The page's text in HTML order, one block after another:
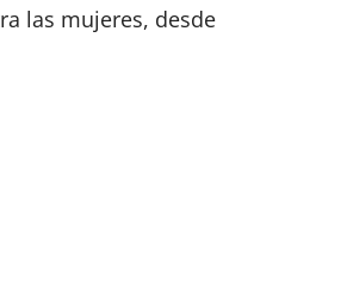
las mujeres, desde